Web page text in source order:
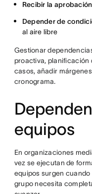
Recibir la
Depender de
al aire libre
Gestionar
proactiva, planificación
casos, añadir
cronograma.
equipos
En organizaciones
vez se ejecutan de
equipos surgen
grupo necesita